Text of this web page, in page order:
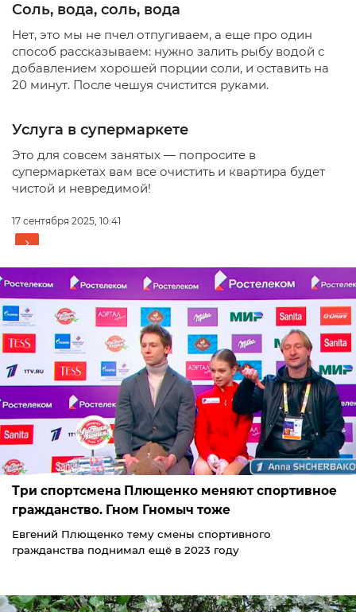
Соль, вода, соль, вода
Нет, это мы не пчел отпугиваем, а еще про один
способ рассказываем: нужно залить рыбу водой с
добавлением хорошей порции соли, и оставить на
20 минут. После чешуя счистится руками.
Услуга в супермаркете
Это для совсем занятых — попросите в
супермаркетах вам все очистить и квартира будет
чистой и невредимой!
17 сентября 2025, 10:41
Три спортсмена Плющенко меняют спортивное
гражданство. Гном Гномыч тоже
Евгений Плющенко тему смены спортивного
гражданства поднимал ещё в 2023 году